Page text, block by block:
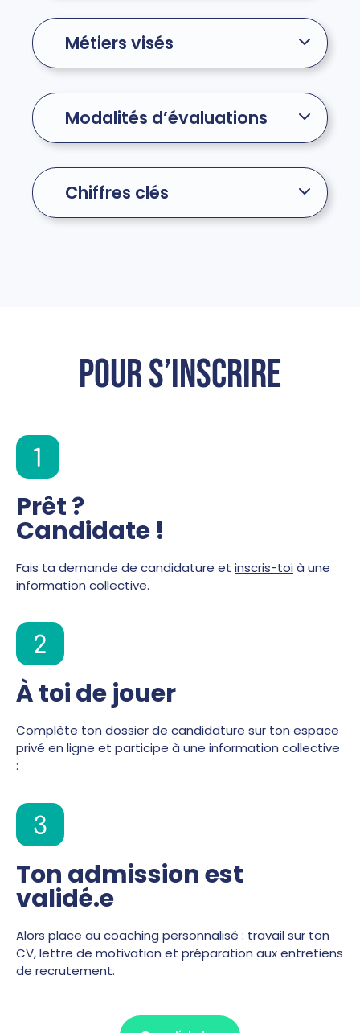
Métiers visés
Modalités d’évaluations
Chiffres clés
Pour s’inscrire
1
Prêt ?
Candidate !
Fais ta demande de candidature et inscris-toià une
information collective.
2
À toi de jouer
Complète ton dossier de candidature sur ton espace
privé en ligne et participe à une information collective
:
3
Ton admission est
validé.e
Alors place au coaching personnalisé : travail sur ton
CV, lettre de motivation et préparation aux entretiens
de recrutement.
Demander
la brochure Candidater